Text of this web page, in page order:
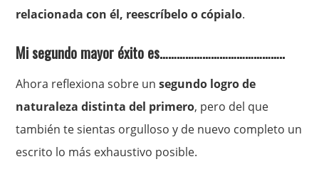
relacionada con él, reescríbelo o cópialo.
Mi segundo mayor éxito es……………………………………..
Ahora reflexiona sobre unsegundo logro de
naturaleza distinta del primero, pero del que
también te sientas orgulloso y de nuevo completo un
escrito lo más exhaustivo posible.